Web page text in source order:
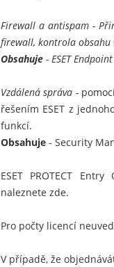
Firewall a antispam -
firewall, kontrola obsahu
Obsahuje - ESET
Vzdálená správa -
řešením ESET z
funkcí.
Obsahuje - Security
ESET PROTECT
naleznete zde.
Pro počty licencí
V případě, že